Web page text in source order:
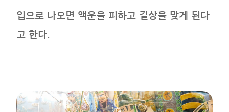
입으로 나오면 액운을 피하고 길상을 맞게 된다
고 한다.